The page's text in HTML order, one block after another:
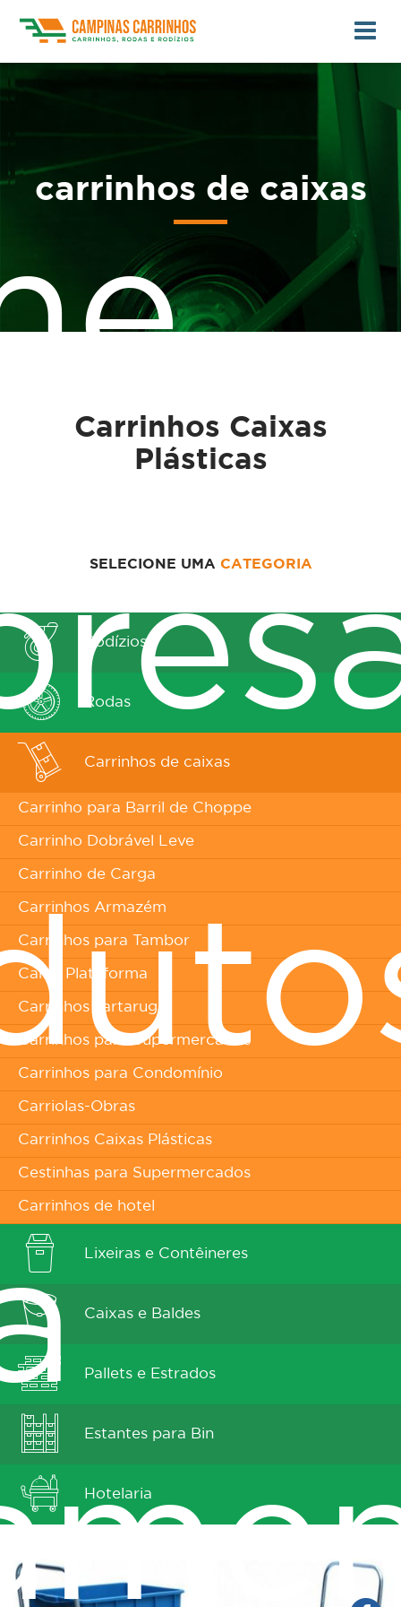
carrinhos de caixas
Carrinhos Caixas
Plásticas
SELECIONE UMA CATEGORIA
Rodízios
Rodas
Carrinhos de caixas
Carrinho para Barril de Choppe
Carrinho Dobrável Leve
Carrinho de Carga
Carrinhos Armazém
Carrinhos para Tambor
Carro Plataforma
Carrinhos Tartaruga
Carrinhos para Supermercados
Carrinhos para Condomínio
Carriolas-Obras
Carrinhos Caixas Plásticas
Cestinhas para Supermercados
Carrinhos de hotel
Lixeiras e Contêineres
Caixas e Baldes
Pallets e Estrados
Estantes para Bin
Hotelaria